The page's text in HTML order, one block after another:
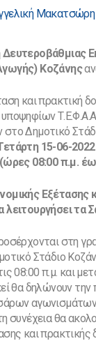
Μακατσώρη
Δευτεροβάθμιας
Κοζάνης
και πρακτική
στο Δημοτικό
15-06-
08:00 π.μ.
Εξέτασης
λειτουργήσει τα
στη
Στάδιο
08:00 π.μ. και
θα δηλώνουν
συνέχεια θα
και πρακτικής